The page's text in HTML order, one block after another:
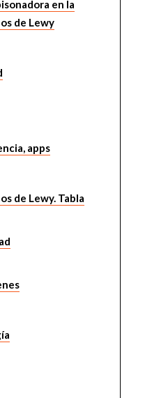
en la
de Lewy
apps
de Lewy. Tabla